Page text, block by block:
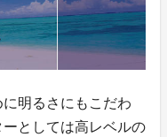
に明るさにもこだわ
としては高レベルの